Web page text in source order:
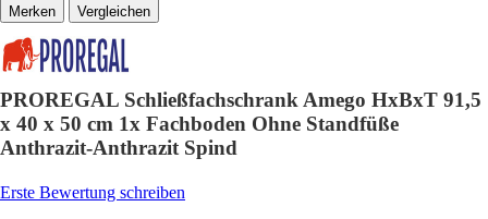
Vergleichen
PROREGAL Schließfachschrank Amego HxBxT 91,5
x 40 x 50 cm 1x Fachboden Ohne Standfüße
Anthrazit-Anthrazit Spind
Erste Bewertung schreiben